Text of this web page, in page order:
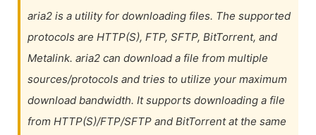
aria2 is a utility for downloading files. The supported
protocols are HTTP(S), FTP, SFTP, BitTorrent, and
Metalink. aria2 can download a file from multiple
sources/protocols and tries to utilize your maximum
download bandwidth. It supports downloading a file
from HTTP(S)/FTP/SFTP and BitTorrent at the same